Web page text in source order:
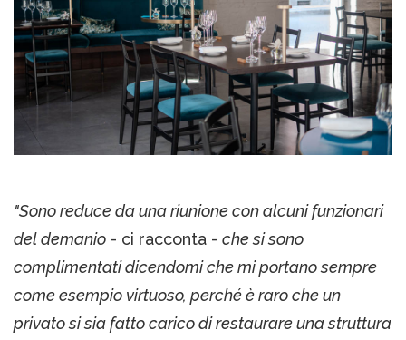
"Sono reduce da una riunione con alcuni funzionari
del demanio - ci racconta - che si sono
complimentati dicendomi che mi portano sempre
come esempio virtuoso, perché è raro che un
privato si sia fatto carico di restaurare una struttura